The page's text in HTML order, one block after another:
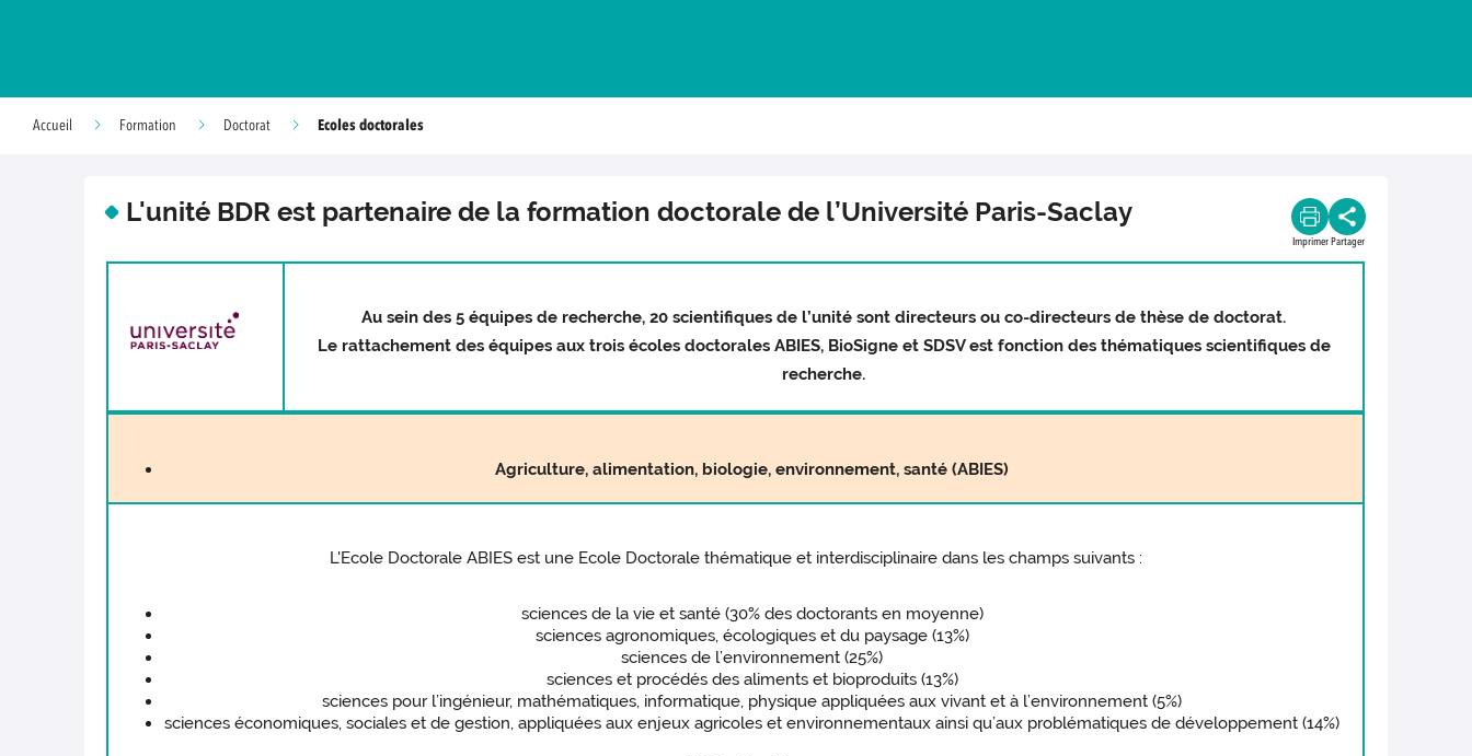
Accueil Formation Doctorat Ecoles doctorales
L'unité BDR est partenaire de la formation doctorale de l’Université Paris-Saclay
Imprimer Partager
Au sein des 5 équipes de recherche, 20 scientifiques de l’unité sont directeurs ou co-directeurs de thèse de doctorat.
Le rattachement des équipes aux trois écoles doctorales ABIES, BioSigne et SDSV est fonction des thématiques scientifiques de
recherche.
Agriculture, alimentation, biologie, environnement, santé (ABIES)
L'Ecole Doctorale ABIES est une Ecole Doctorale thématique et interdisciplinaire dans les champs suivants :
sciences de la vie et santé (30% des doctorants en moyenne)
sciences agronomiques, écologiques et du paysage (13%)
sciences de l’environnement (25%)
sciences et procédés des aliments et bioproduits (13%)
sciences pour l’ingénieur, mathématiques, informatique, physique appliquées aux vivant et à l’environnement (5%)
sciences économiques, sociales et de gestion, appliquées aux enjeux agricoles et environnementaux ainsi qu’aux problématiques de développement (14%)